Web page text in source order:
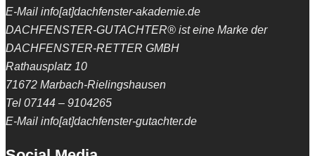
E-Mail info[at]dachfenster-akademie.de
DACHFENSTER-GUTACHTER® ist eine Marke der
DACHFENSTER-RETTER GMBH
Rathausplatz 10
71672 Marbach-Rielingshausen
Tel 07144 – 9104265
E-Mail info[at]dachfenster-gutachter.de